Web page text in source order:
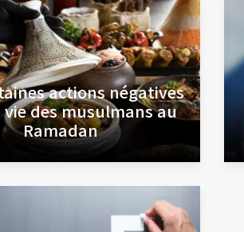
actions négatives
des musulmans au
Ramadan